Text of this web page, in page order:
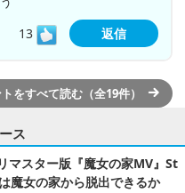
13
返信
をすべて読む（全19件）
ス
マスター版『魔女の家MV』St
魔女の家から脱出できるか